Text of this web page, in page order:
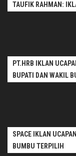
TAUFIK RAHMAN:
PT.HRB IKLAN
BUPATI DAN WAKIL
SPACE IKLAN
BUMBU TERPILIH